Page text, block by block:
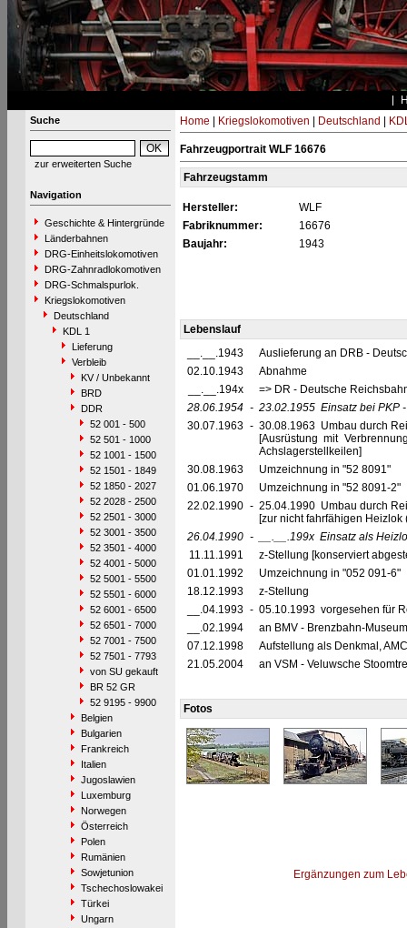
Suche
zur erweiterten Suche
Navigation
Geschichte & Hintergründe
Länderbahnen
DRG-Einheitslokomotiven
DRG-Zahnradlokomotiven
DRG-Schmalspurlok.
Kriegslokomotiven
Deutschland
KDL 1
Lieferung
Verbleib
KV / Unbekannt
BRD
DDR
52 001 - 500
52 501 - 1000
52 1001 - 1500
52 1501 - 1849
52 1850 - 2027
52 2028 - 2500
52 2501 - 3000
52 3001 - 3500
52 3501 - 4000
52 4001 - 5000
52 5001 - 5500
52 5501 - 6000
52 6001 - 6500
52 6501 - 7000
52 7001 - 7500
52 7501 - 7793
von SU gekauft
BR 52 GR
52 9195 - 9900
Belgien
Bulgarien
Frankreich
Italien
Jugoslawien
Luxemburg
Norwegen
Österreich
Polen
Rumänien
Sowjetunion
Tschechoslowakei
Türkei
Ungarn
Home Kriegslokomotiven Deutschland
Fahrzeugportrait WLF 16676
Fahrzeugstamm
Hersteller:
WLF
Fabriknummer:
16676
Baujahr:
1943
Lebenslauf
__.__.1943
Auslieferung an DRB -
02.10.1943
Abnahme
__.__.194x
=> DR - Deutsche
28.06.1954 - 23.02.1955 Einsatz bei PKP
30.07.1963 - 30.08.1963 Umbau durch
[Ausrüstung mit
Achslagerstellkeilen]
30.08.1963
Umzeichnung in "52 8091"
01.06.1970
Umzeichnung in "52 8091-2"
22.02.1990 - 25.04.1990 Umbau durch
[zur nicht fahrfähigen
26.04.1990 - __.__.199x Einsatz als
11.11.1991
z-Stellung [konserviert
01.01.1992
Umzeichnung in "052 091-6"
18.12.1993
z-Stellung
__.04.1993 - 05.10.1993 vorgesehen für
__.02.1994
an BMV - Brenzbahn-
07.12.1998
Aufstellung als Denkmal,
21.05.2004
an VSM - Veluwsche
Fotos
Ergänzungen zum